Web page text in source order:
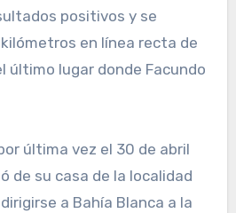
positivos y se
en línea recta de
último lugar donde Facundo
última vez el 30 de abril
de su casa de la localidad
a Bahía Blanca a la